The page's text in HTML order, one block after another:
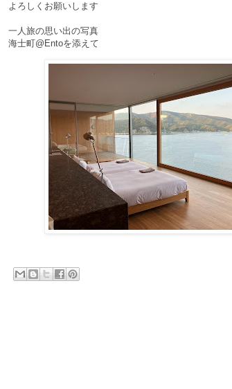
よろしくお願いします
一人旅の思い出の写真
海士町@Entoを添えて